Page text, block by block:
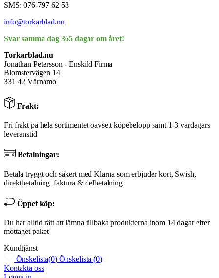
SMS: 076-797 62 58
info@torkarblad.nu
Svar samma dag 365 dagar om året!
Torkarblad.nu
Jonathan Petersson - Enskild Firma
Blomstervägen 14
331 42 Värnamo
Frakt:
Fri frakt på hela sortimentet oavsett köpebelopp samt 1-3 vardagars
leveranstid
Betalningar:
Betala tryggt och säkert med Klarna som erbjuder kort, Swish,
direktbetalning, faktura & delbetalning
Öppet köp:
Du har alltid rätt att lämna tillbaka produkterna inom 14 dagar efter
mottaget paket
Kundtjänst
Önskelista(0) Önskelista (0)
Kontakta oss